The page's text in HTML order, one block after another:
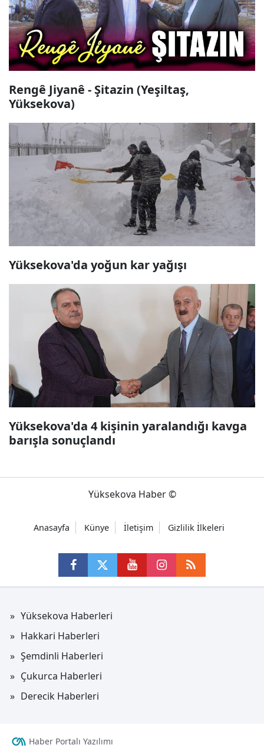
Rengê Jiyanê - Şitazin (Yeşiltaş,
Yüksekova)
Yüksekova'da yoğun kar yağışı
Yüksekova'da 4 kişinin yaralandığı kavga
barışla sonuçlandı
Yüksekova Haber ©
Anasayfa Künye İletişim Gizlilik İlkeleri
Yüksekova Haberleri
Hakkari Haberleri
Şemdinli Haberleri
Çukurca Haberleri
Derecik Haberleri
Haber Portalı Yazılımı